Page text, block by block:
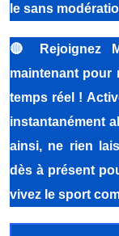
le sans
🔴
Rejoignez
maintenant pour
temps réel !
instantanément
ainsi, ne rien
dès à présent
vivez le sport